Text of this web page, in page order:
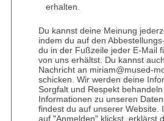
erhalten.
Du kannst deine Meinung
indem du auf den
du in der Fußzeile jeder E-Mail
von uns erhältst. Du kannst
Nachricht an miriam@mused-
schicken. Wir werden deine
Sorgfalt und Respekt
Informationen zu unseren
findest du auf unserer Website.
auf "Anmelden" klickst, erklärst